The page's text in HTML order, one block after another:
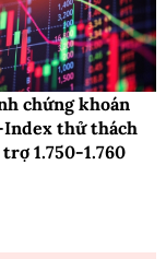
chứng khoán
thử thách
1.750-1.760